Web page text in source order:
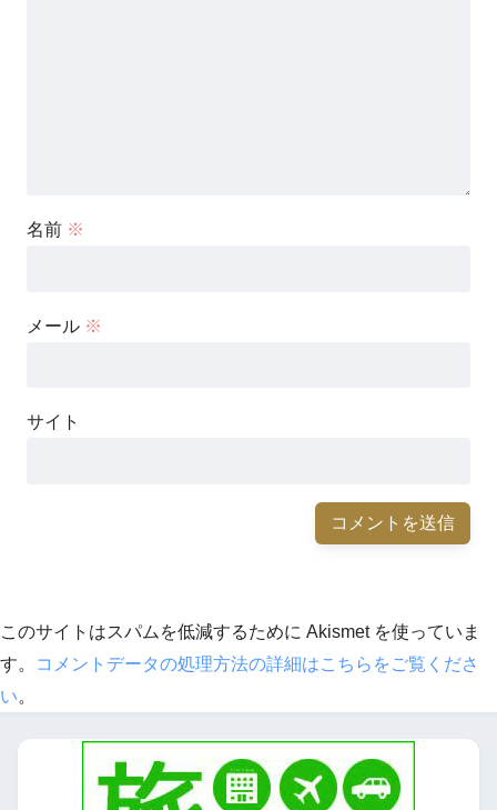
名前 ※
メール ※
サイト
このサイトはスパムを低減するために Akismet を使っていま
す。
コメントデータの処理方法の詳細はこちらをご覧くださ
い。